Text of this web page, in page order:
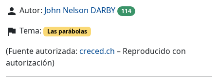
person Autor: John Nelson DARBY 114
flag Tema: Las parábolas
(Fuente autorizada: creced.ch – Reproducido con
autorización)